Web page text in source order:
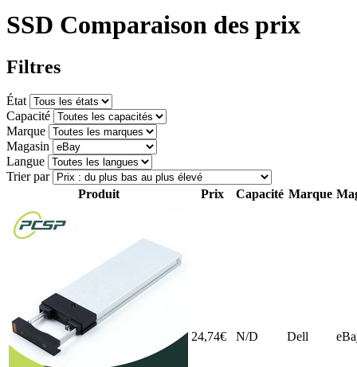
SSD Comparaison des prix
Filtres
État
Capacité
Marque
Magasin
Langue
Trier par
Produit
Prix Capacité Marque
24,74€ N/D Dell